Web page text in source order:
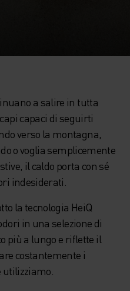
a salire in tutta
capaci di seguirti
verso la montagna,
o voglia semplicemente
il caldo porta con sé
indesiderati.
la tecnologia HeiQ
in una selezione di
più a lungo e riflette il
costantemente i